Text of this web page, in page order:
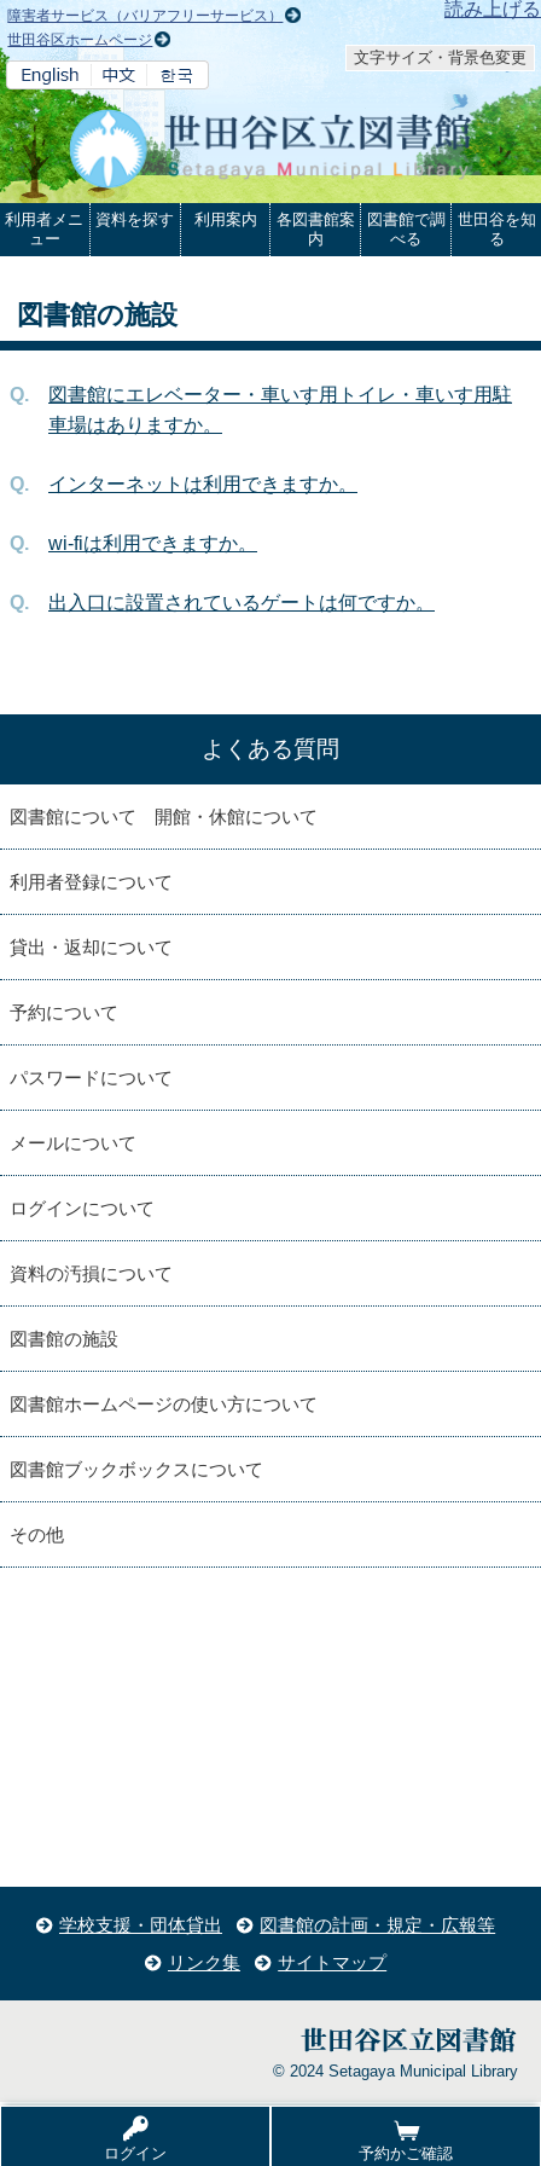
本文へ 読み上げる
障害者サービス（バリアフリーサービス）
世田谷区ホームページ
文字サイズ・背景色変更
ログイン 予約かご確認
利用者メニ
ュー
資料を探す 利用案内
各図書館案
内
図書館で調
べる
世田谷を知
る
図書館の施設
図書館にエレベーター・車いす用トイレ・車いす用駐
車場はありますか。
インターネットは利用できますか。
wi-fiは利用できますか。
出入口に設置されているゲートは何ですか。
よくある質問
図書館について 開館・休館について
利用者登録について
貸出・返却について
予約について
パスワードについて
メールについて
ログインについて
資料の汚損について
図書館の施設
図書館ホームページの使い方について
図書館ブックボックスについて
その他
学校支援・団体貸出
図書館の計画・規定・広報等
リンク集
サイトマップ
© 2024 Setagaya Municipal Library